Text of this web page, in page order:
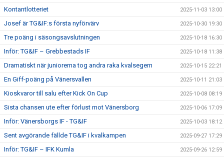
Kontantlotteriet 2025-11-03 13:00
Josef är TG&IF:s första nyförvärv 2025-10-30 19:30
Tre poäng i säsongsavslutningen 2025-10-18 16:30
Inför: TG&IF – Grebbestads IF 2025-10-18 11:38
Dramatiskt när juniorerna tog andra raka kvalsegern 2025-10-15 22:21
En Giff-poäng på Vänersvallen 2025-10-11 21:03
Kioskvaror till salu efter Kick On Cup 2025-10-08 08:19
Sista chansen ute efter förlust mot Vänersborg 2025-10-06 17:09
Inför: Vänersborgs IF - TG&IF 2025-10-03 18:12
Sent avgörande fällde TG&IF i kvalkampen 2025-09-27 17:29
Inför: TG&IF – IFK Kumla 2025-09-26 12:59